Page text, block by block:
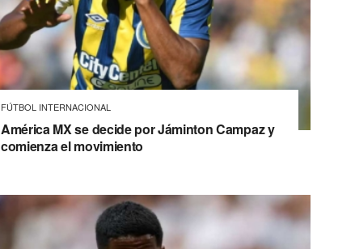
FÚTBOL INTERNACIONAL
América MX se decide por Jáminton Campaz y
comienza el movimiento